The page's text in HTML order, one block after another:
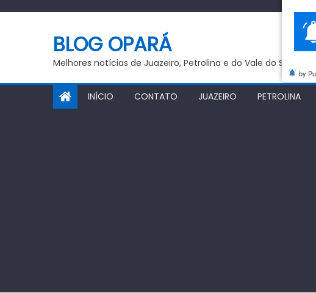
BLOG OPARÁ
Melhores notícias de Juazeiro, Petrolina e do Vale do São
INÍCIO CONTATO JUAZEIRO PETROLINA
by